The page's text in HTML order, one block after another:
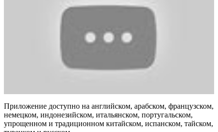
Приложение доступно на английском, арабском, французском,
немецком, индонезийском, итальянском, португальском,
упрощенном и традиционном китайском, испанском, тайском,